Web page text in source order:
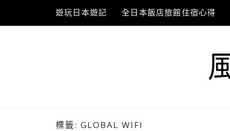
content
遊玩日本遊記 全日本飯店旅館住宿心得
標籤: GLOBAL WIFI